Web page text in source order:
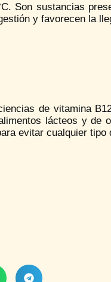
Son sustancias
y favorecen la
de vitamina
lácteos y de
evitar cualquier tipo